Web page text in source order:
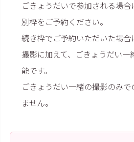
ごきょうだいで参加される場
別枠をご予約ください。
続き枠でご予約いただいた場
撮影に加えて、ごきょうだい
能です。
ごきょうだい一緒の撮影のみ
ません。